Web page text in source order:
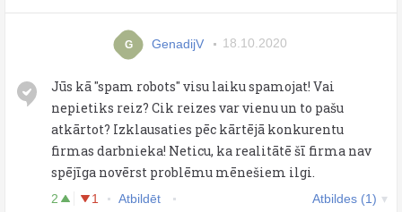
G GenadijV 18.10.2020
Jūs kā ''spam robots'' visu laiku spamojat! Vai
nepietiks reiz? Cik reizes var vienu un to pašu
atkārtot? Izklausaties pēc kārtējā konkurentu
firmas darbnieka! Neticu, ka realitātē šī firma nav
spējīga novērst problēmu mēnešiem ilgi.
2 1 Atbildēt Atbildes (1)